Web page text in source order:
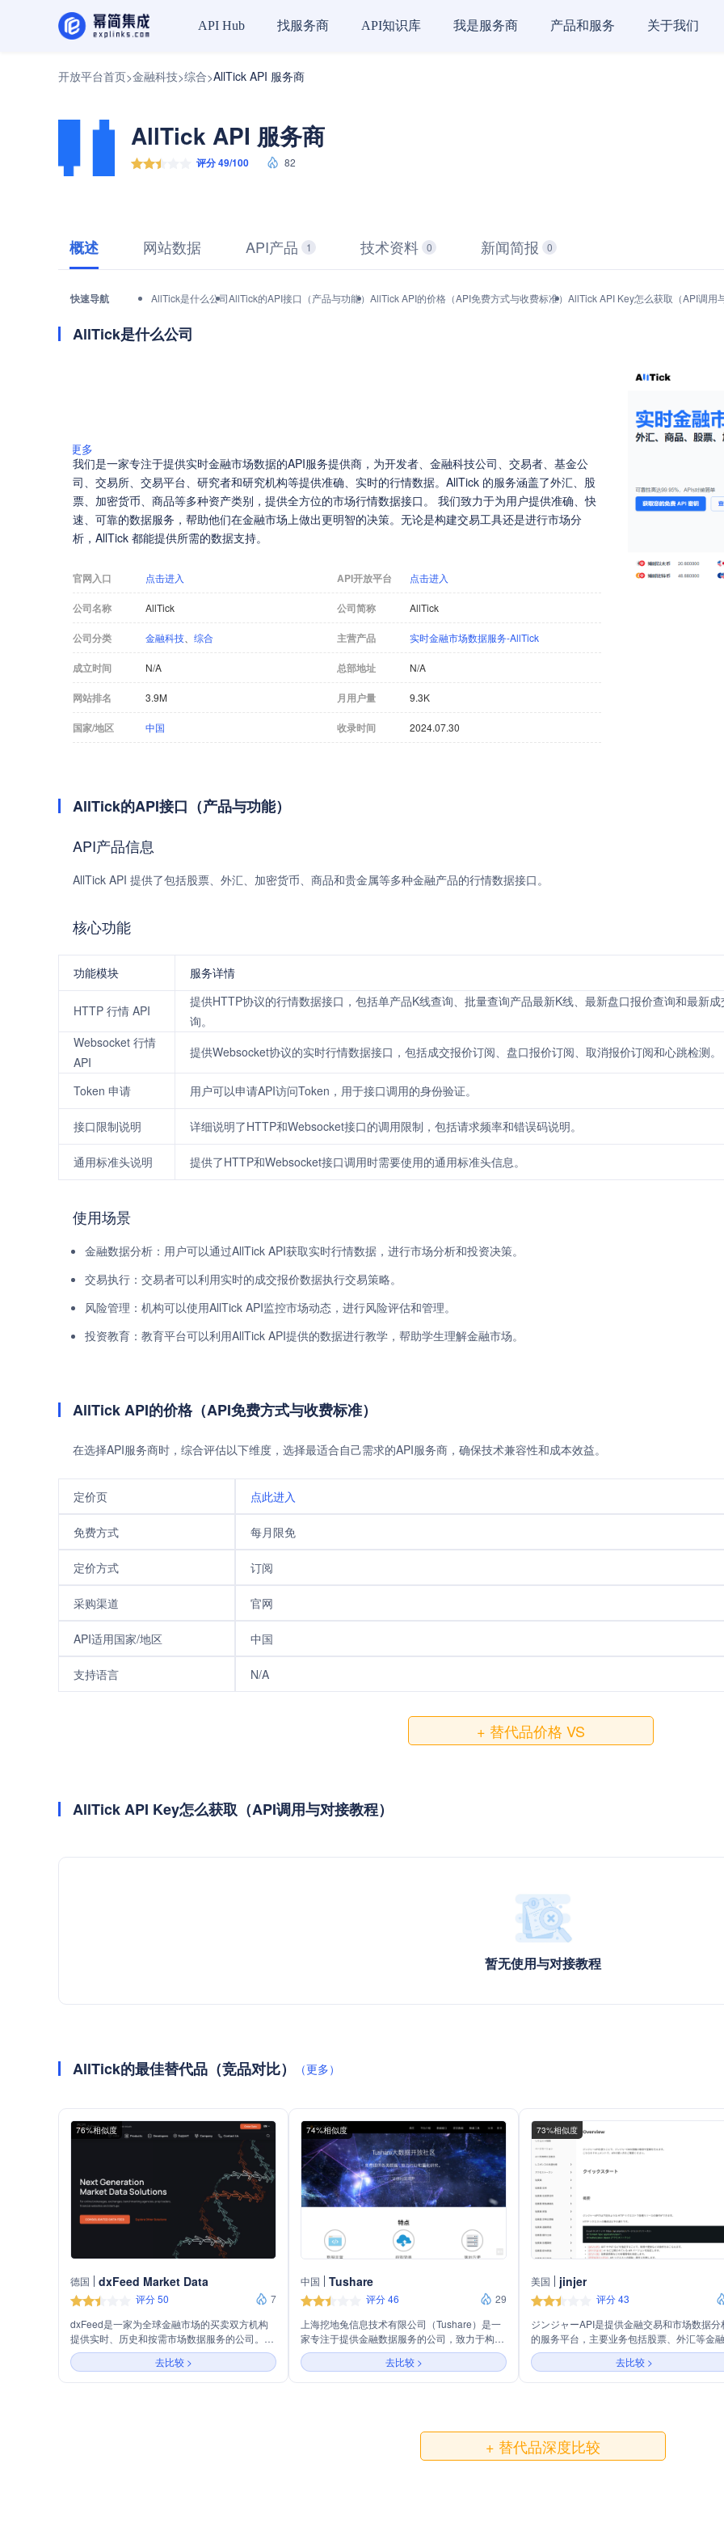
API Hub 找服务商 API知识库 我是服务商 产品和服务 关于我们
开放平台首页>金融科技>综合>AllTick API 服务商
AllTick API 服务商
评分 49/100 82
概述 网站数据 API产品 1 技术资料 0 新闻简报 0
快速导航 AllTick是什么公司AllTick的API接口（产品与功能） AllTick API的价格（API免费方式与收费标准） AllTick API Key怎么获取（API调用
AllTick是什么公司
更多
我们是一家专注于提供实时金融市场数据的API服务提供商，为开发者、金融科技公司、交易者、基金公
司、交易所、交易平台、研究者和研究机构等提供准确、实时的行情数据。AllTick 的服务涵盖了外汇、股
票、加密货币、商品等多种资产类别，提供全方位的市场行情数据接口。 我们致力于为用户提供准确、快
速、可靠的数据服务，帮助他们在金融市场上做出更明智的决策。无论是构建交易工具还是进行市场分
析，AllTick 都能提供所需的数据支持。
官网入口 点击进入 API开放平台 点击进入
公司名称 AllTick 公司简称 AllTick
公司分类 金融科技 综合 主营产品 实时金融市场数据服务-AllTick
成立时间 N/A 总部地址 N/A
网站排名 3.9M 月用户量 9.3K
国家/地区 中国 收录时间 2024.07.30
AllTick的API接口（产品与功能）
API产品信息
AllTick API 提供了包括股票、外汇、加密货币、商品和贵金属等多种金融产品的行情数据接口。
核心功能
功能模块 服务详情
HTTP 行情 API
提供HTTP协议的行情数据接口，包括单产品K线查询、批量查询产品最新K线、最新盘口报价查询和最新
询。
Websocket 行情
API
提供Websocket协议的实时行情数据接口，包括成交报价订阅、盘口报价订阅、取消报价订阅和心跳检测。
Token 申请 用户可以申请API访问Token，用于接口调用的身份验证。
接口限制说明 详细说明了HTTP和Websocket接口的调用限制，包括请求频率和错误码说明。
通用标准头说明 提供了HTTP和Websocket接口调用时需要使用的通用标准头信息。
使用场景
金融数据分析：用户可以通过AllTick API获取实时行情数据，进行市场分析和投资决策。
交易执行：交易者可以利用实时的成交报价数据执行交易策略。
风险管理：机构可以使用AllTick API监控市场动态，进行风险评估和管理。
投资教育：教育平台可以利用AllTick API提供的数据进行教学，帮助学生理解金融市场。
AllTick API的价格（API免费方式与收费标准）
在选择API服务商时，综合评估以下维度，选择最适合自己需求的API服务商，确保技术兼容性和成本效益。
定价页 点此进入
免费方式 每月限免
定价方式 订阅
采购渠道 官网
API适用国家/地区 中国
支持语言 N/A
+ 替代品价格 VS
AllTick API Key怎么获取（API调用与对接教程）
暂无使用与对接教程
AllTick的最佳替代品（竞品对比） （更多）
76%相似度
德国 dxFeed Market Data
评分 50
7
dxFeed是一家为全球金融市场的买卖双方机构
提供实时、历史和按需市场数据服务的公司。公
司主营业务包括股票、ETFs、期货、期权、指
数、固定收益、外汇、加密货币等多种金融数据
服务，同时提供数据聚合、市场搜索工具和多种
去比较 >
74%相似度
中国 Tushare
评分 46
29
上海挖地兔信息技术有限公司（Tushare）是一
家专注于提供金融数据服务的公司，致力于构建
大数据开放社区。公司通过其平台免费提供包括
股票、基金、期货、数字货币等在内的丰富金融
行情数据，以及公司财务、基金经理等基本面数
还提供SDK开发包和HTTP Restful接口，方便不
同用户群体的使用。Tushare的发展得到了行业
去比较 >
73%相似度
美国 jinjer
评分 43
ジンジャーAPI是提供金融交易和市场数据分
的服务平台，主要业务包括股票、外汇等金
场的数据接口服务，旨在帮助用户通过API获
实时的市场信息和执行交易。
去比较 >
+ 替代品深度比较